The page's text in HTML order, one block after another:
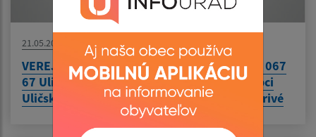
21.05.2026
VEREJNÁ VYHLÁŠKA Vec Obec Uličské Krivé, 067
67 Uličské Krivé 45 – Kanalizácia a ČOV v obci
Uličské Krivé - líniová stavba, k.ú. Uličské Krivé